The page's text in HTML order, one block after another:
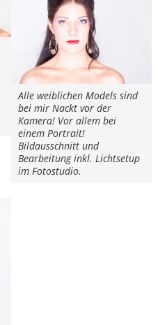
Alle weiblichen Models sind
bei mir Nackt vor der
Kamera! Vor allem bei
einem Portrait!
Bildausschnitt und
Bearbeitung inkl. Lichtsetup
im Fotostudio.